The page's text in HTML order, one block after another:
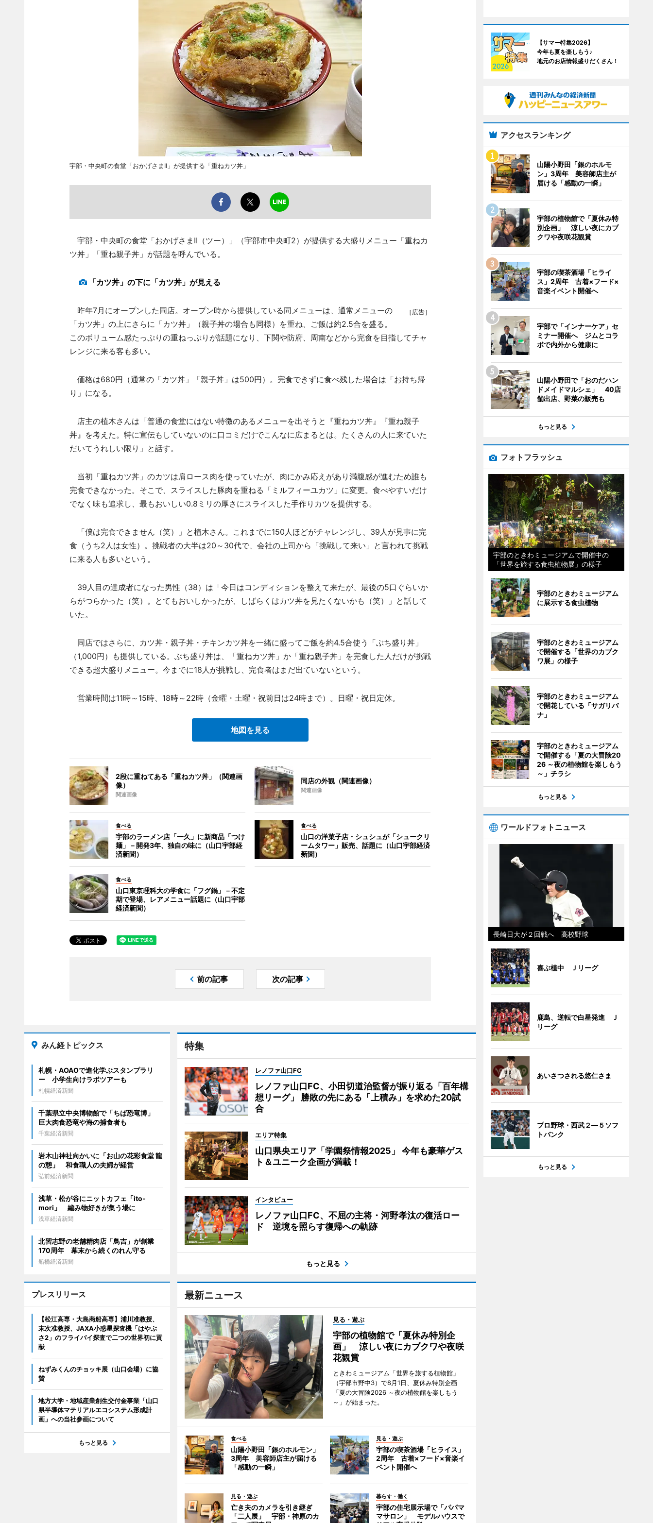
宇部・中央町の食堂「おかげさまII」が提供する「重ねカツ丼」
宇部・中央町の食堂「おかげさまII（ツー）」（宇部市中央町2）が提供する大盛りメニュー「重ねカ
ツ丼」「重ね親子丼」が話題を呼んでいる。
「カツ丼」の下に「カツ丼」が見える
［広告］
昨年7月にオープンした同店。オープン時から提供している同メニューは、通常メニューの
「カツ丼」の上にさらに「カツ丼」（親子丼の場合も同様）を重ね、ご飯は約2.5合を盛る。
このボリューム感たっぷりの重ねっぷりが話題になり、下関や防府、周南などから完食を目指してチャ
レンジに来る客も多い。
価格は680円（通常の「カツ丼」「親子丼」は500円）。完食できずに食べ残した場合は「お持ち帰
り」になる。
店主の植木さんは「普通の食堂にはない特徴のあるメニューを出そうと『重ねカツ丼』『重ね親子
丼』を考えた。特に宣伝もしていないのに口コミだけでこんなに広まるとは。たくさんの人に来ていた
だいてうれしい限り」と話す。
当初「重ねカツ丼」のカツは肩ロース肉を使っていたが、肉にかみ応えがあり満腹感が進むため誰も
完食できなかった。そこで、スライスした豚肉を重ねる「ミルフィーユカツ」に変更。食べやすいだけ
でなく味も追求し、最もおいしい0.8ミリの厚さにスライスした手作りカツを提供する。
「僕は完食できません（笑）」と植木さん。これまでに150人ほどがチャレンジし、39人が見事に完
食（うち2人は女性）。挑戦者の大半は20～30代で、会社の上司から「挑戦して来い」と言われて挑戦
に来る人も多いという。
39人目の達成者になった男性（38）は「今日はコンディションを整えて来たが、最後の5口ぐらいか
らがつらかった（笑）。とてもおいしかったが、しばらくはカツ丼を見たくないかも（笑）」と話して
いた。
同店ではさらに、カツ丼・親子丼・チキンカツ丼を一緒に盛ってご飯を約4.5合使う「ぶち盛り丼」
（1,000円）も提供している。ぶち盛り丼は、「重ねカツ丼」か「重ね親子丼」を完食した人だけが挑戦
できる超大盛りメニュー。今までに18人が挑戦し、完食者はまだ出ていないという。
営業時間は11時～15時、18時～22時（金曜・土曜・祝前日は24時まで）。日曜・祝日定休。
地図を見る
2段に重ねてある「重ねカツ丼」（関連画
像）
関連画像
同店の外観（関連画像）
関連画像
食べる
宇部のラーメン店「一久」に新商品「つけ
麺」－開発3年、独自の味に（山口宇部経
済新聞）
食べる
山口の洋菓子店・シュシュが「シュークリ
ームタワー」販売、話題に（山口宇部経済
新聞）
食べる
山口東京理科大の学食に「フグ鍋」－不定
期で登場、レアメニュー話題に（山口宇部
経済新聞）
前の記事 次の記事
特集
レノファ山口FC
レノファ山口FC、小田切道治監督が振り返る「百年構
想リーグ」 勝敗の先にある「上積み」を求めた20試
合
エリア特集
山口県央エリア「学園祭情報2025」 今年も豪華ゲス
ト＆ユニーク企画が満載！
インタビュー
レノファ山口FC、不屈の主将・河野孝汰の復活ロー
ド 逆境を照らす復帰への軌跡
もっと見る
最新ニュース
見る・遊ぶ
宇部の植物館で「夏休み特別企
画」 涼しい夜にカブクワや夜咲
花観賞
ときわミュージアム「世界を旅する植物館」
（宇部市野中3）で8月1日、夏休み特別企画
「夏の大冒険2026 ～夜の植物館を楽しもう
～」が始まった。
食べる
山陽小野田「銀のホルモン」
3周年 美容師店主が届ける
「感動の一瞬」
見る・遊ぶ
宇部の喫茶酒場「ヒライス」
2周年 古着×フード×音楽イ
ベント開催へ
見る・遊ぶ
亡き夫のカメラを引き継ぎ
「二人展」 宇部・神原のカ
暮らす・働く
宇部の住宅展示場で「パパマ
マサロン」 モデルハウスで
みん経トピックス
札幌・AOAOで進化学ぶスタンプラリ
ー 小学生向けラボツアーも
札幌経済新聞
千葉県立中央博物館で「ちば恐竜博」
巨大肉食恐竜や海の捕食者も
千葉経済新聞
岩木山神社向かいに「お山の花彩食堂 龍
の憩」 和食職人の夫婦が経営
弘前経済新聞
浅草・松が谷にニットカフェ「ito-
mori」 編み物好きが集う場に
浅草経済新聞
北習志野の老舗精肉店「鳥吉」が創業
170周年 幕末から続くのれん守る
船橋経済新聞
プレスリリース
【松江高専・大島商船高専】浦川准教授、
末次准教授、JAXA小惑星探査機「はやぶ
さ2」のフライバイ探査で二つの世界初に貢
献
ねずみくんのチョッキ展（山口会場）に協
賛
地方大学・地域産業創生交付金事業「山口
県半導体マテリアルエコシステム形成計
画」への当社参画について
もっと見る
【サマー特集2026】
今年も夏を楽しもう♪
地元のお店情報盛りだくさん！
アクセスランキング
山陽小野田「銀のホルモ
ン」3周年 美容師店主が
届ける「感動の一瞬」
宇部の植物館で「夏休み特
別企画」 涼しい夜にカブ
クワや夜咲花観賞
宇部の喫茶酒場「ヒライ
ス」2周年 古着×フード×
音楽イベント開催へ
宇部で「インナーケア」セ
ミナー開催へ ジムとコラ
ボで内外から健康に
山陽小野田で「おのだハン
ドメイドマルシェ」 40店
舗出店、野菜の販売も
もっと見る
フォトフラッシュ
宇部のときわミュージアムで開催中の
「世界を旅する食虫植物展」の様子
宇部のときわミュージアム
に展示する食虫植物
宇部のときわミュージアム
で開催する「世界のカブク
ワ展」の様子
宇部のときわミュージアム
で開花している「サガリバ
ナ」
宇部のときわミュージアム
で開催する「夏の大冒険20
26 ～夜の植物館を楽しもう
～」チラシ
もっと見る
ワールドフォトニュース
長崎日大が２回戦へ 高校野球
喜ぶ植中 Ｊリーグ
鹿島、逆転で白星発進 Ｊ
リーグ
あいさつされる悠仁さま
プロ野球・西武２―５ソフ
トバンク
もっと見る